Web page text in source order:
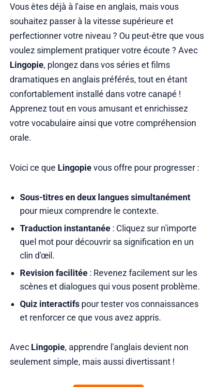
Vous êtes déjà à l'aise en anglais, mais vous
souhaitez passer à la vitesse supérieure et
perfectionner votre niveau ? Ou peut-être que vous
voulez simplement pratiquer votre écoute ? Avec
Lingopie, plongez dans vos séries et films
dramatiques en anglais préférés, tout en étant
confortablement installé dans votre canapé !
Apprenez tout en vous amusant et enrichissez
votre vocabulaire ainsi que votre compréhension
orale.
Voici ce que Lingopievous offre pour progresser :
Sous-titres en deux langues simultanément
pour mieux comprendre le contexte.
Traduction instantanée: Cliquez sur n'importe
quel mot pour découvrir sa signification en un
clin d'œil.
Revision facilitée: Revenez facilement sur les
scènes et dialogues qui vous posent problème.
Quiz interactifspour tester vos connaissances
et renforcer ce que vous avez appris.
Avec Lingopie, apprendre l'anglais devient non
seulement simple, mais aussi divertissant !